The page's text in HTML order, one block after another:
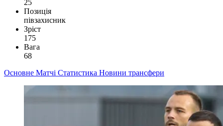
25
Позиція
півзахисник
Зріст
175
Вага
68
Основне Матчі Статистика Новини трансфери